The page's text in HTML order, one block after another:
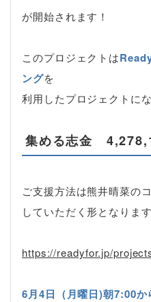
が開始されます！
このプロジェクトは
ングを
利用したプロジェクトにな
集める志金
ご支援方法は熊井晴菜の
していただく形となります
https://readyfor.jp/
6月4日（月曜日)朝7:00か